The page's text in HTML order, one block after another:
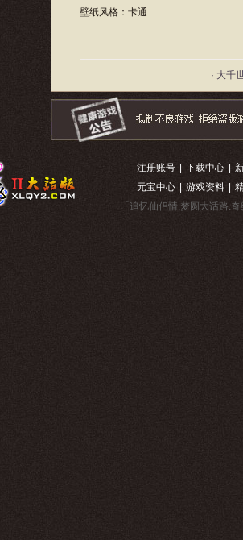
壁纸风格：卡通
· 大千
注册账号 | 下载中心 |
元宝中心 | 游戏资料 |
「追忆仙侣情,梦圆大话路.